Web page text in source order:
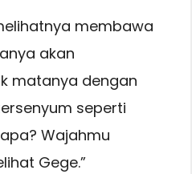
membawa
akan
matanya dengan
seperti
Wajahmu
Gege.”